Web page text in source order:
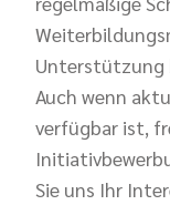
Unterstützung
Auch wenn
verfügbar ist,
Sie uns Ihr